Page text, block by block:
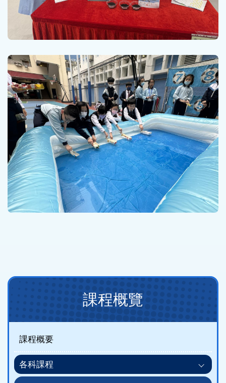
Main
(課
程
概
覽)
課程概覽
課程概要
各科課程